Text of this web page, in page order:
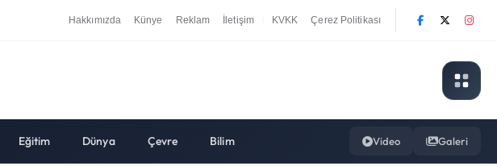
Hakkımızda Künye Reklam İletişim KVKK Çerez Politikası
Eğitim Dünya Çevre Bilim Video Galeri